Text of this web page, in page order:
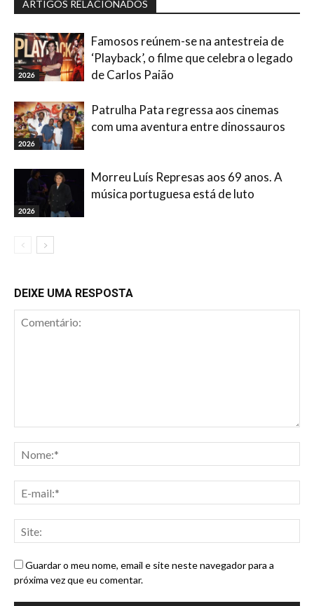
ARTIGOS RELACIONADOS
2026
Famosos reúnem-se na antestreia de
‘Playback’, o filme que celebra o legado
de Carlos Paião
2026
Patrulha Pata regressa aos cinemas
com uma aventura entre dinossauros
2026
Morreu Luís Represas aos 69 anos. A
música portuguesa está de luto
DEIXE UMA RESPOSTA
Guardar o meu nome, email e site neste navegador para a
próxima vez que eu comentar.